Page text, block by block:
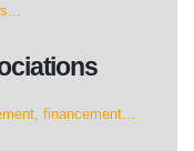
financement...